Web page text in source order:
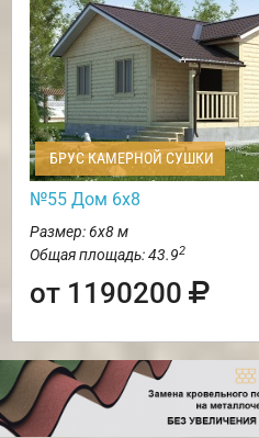
БРУС КАМЕРНОЙ СУШКИ
№55 Дом 6х8
Размер: 6х8 м
Общая площадь: 43.92
от 1190200